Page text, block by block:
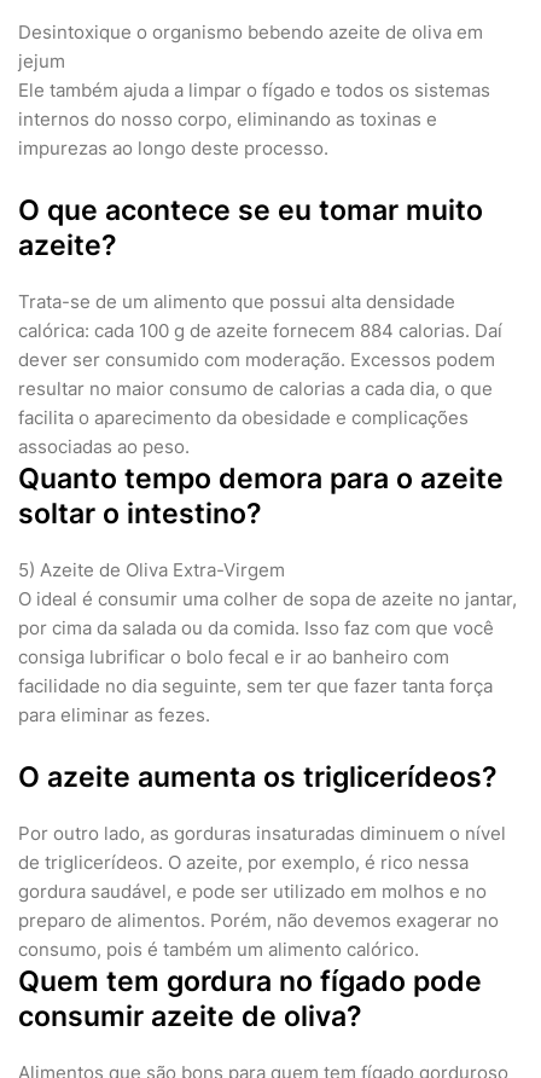
Desintoxique o organismo bebendo azeite de oliva em
jejum
Ele também ajuda a limpar o fígado e todos os sistemas
internos do nosso corpo, eliminando as toxinas e
impurezas ao longo deste processo.
O que acontece se eu tomar muito
azeite?
Trata-se de um alimento que possui alta densidade
calórica: cada 100 g de azeite fornecem 884 calorias. Daí
dever ser consumido com moderação. Excessos podem
resultar no maior consumo de calorias a cada dia, o que
facilita o aparecimento da obesidade e complicações
associadas ao peso.
Quanto tempo demora para o azeite
soltar o intestino?
5) Azeite de Oliva Extra-Virgem
O ideal é consumir uma colher de sopa de azeite no jantar,
por cima da salada ou da comida. Isso faz com que você
consiga lubrificar o bolo fecal e ir ao banheiro com
facilidade no dia seguinte, sem ter que fazer tanta força
para eliminar as fezes.
O azeite aumenta os triglicerídeos?
Por outro lado, as gorduras insaturadas diminuem o nível
de triglicerídeos. O azeite, por exemplo, é rico nessa
gordura saudável, e pode ser utilizado em molhos e no
preparo de alimentos. Porém, não devemos exagerar no
consumo, pois é também um alimento calórico.
Quem tem gordura no fígado pode
consumir azeite de oliva?
Alimentos que são bons para quem tem fígado gorduroso